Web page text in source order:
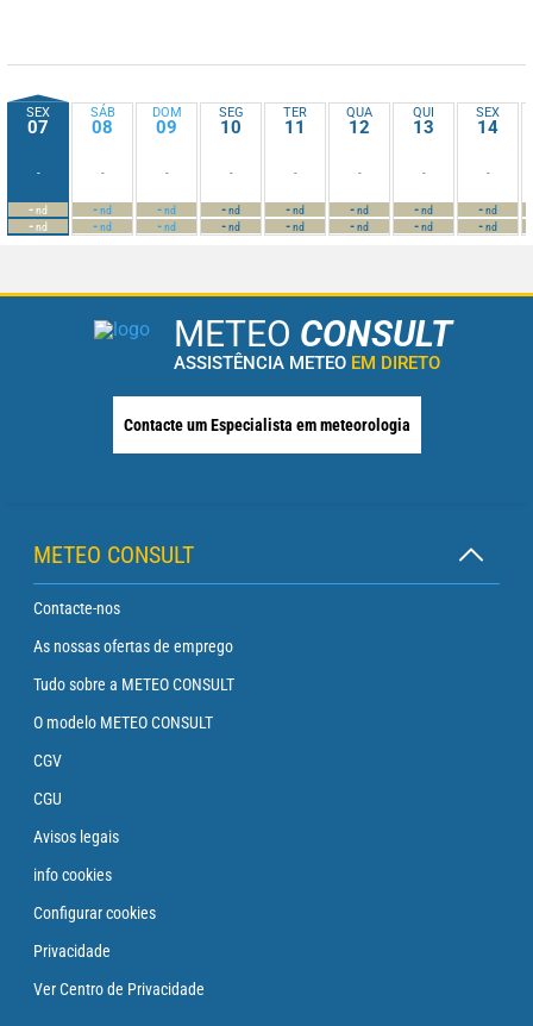
SEX
07
-
-nd
-nd
SÁB
08
-
-nd
-nd
DOM
09
-
-nd
-nd
SEG
10
-
-nd
-nd
TER
11
-
-nd
-nd
QUA
12
-
-nd
-nd
QUI
13
-
-nd
-nd
SEX
14
-
-nd
-nd
METEO CONSULT
ASSISTÊNCIA METEO EM DIRETO
Contacte um Especialista em meteorologia
METEO CONSULT
Contacte-nos
As nossas ofertas de emprego
Tudo sobre a METEO CONSULT
O modelo METEO CONSULT
CGV
CGU
Avisos legais
info cookies
Configurar cookies
Privacidade
Ver Centro de Privacidade